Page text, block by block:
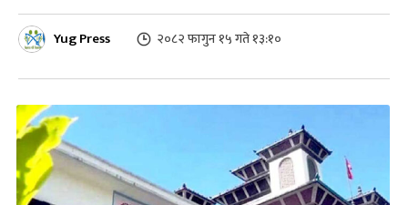
Yug Press २०८२ फागुन १५ गते १३:१०